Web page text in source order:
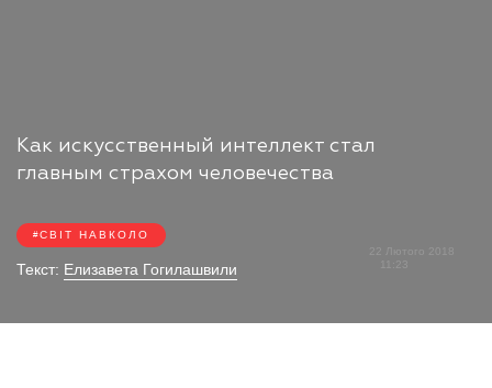
Как искусственный интеллект стал
главным страхом человечества
СВІТ НАВКОЛО
Текст: Елизавета Гогилашвили
22 Лютого 2018